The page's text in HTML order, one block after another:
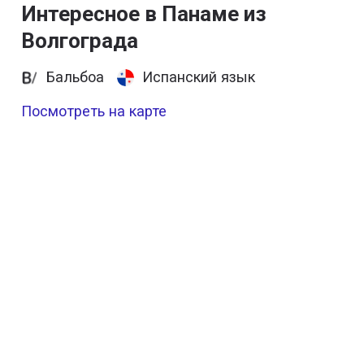
Интересное в Панаме из
Волгограда
Бальбоа
Испанский язык
Посмотреть на карте